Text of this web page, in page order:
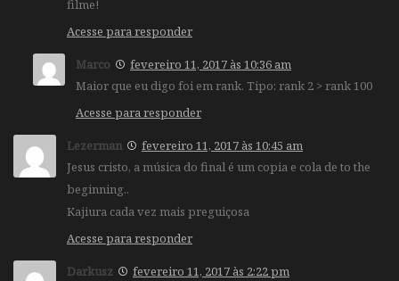
filme!
Acesse para responder
Marco
fevereiro 11, 2017 às 10:36 am
Maior que eu digo foi em rank. Tipo: rank 2 > rank 100
Acesse para responder
Lezerman
fevereiro 11, 2017 às 10:45 am
Jesus cristo, a música do final é um copia e cola de to the
beginning..
Kajiura cada vez mais preguiçosa
Acesse para responder
Darkusz
fevereiro 11, 2017 às 2:22 pm